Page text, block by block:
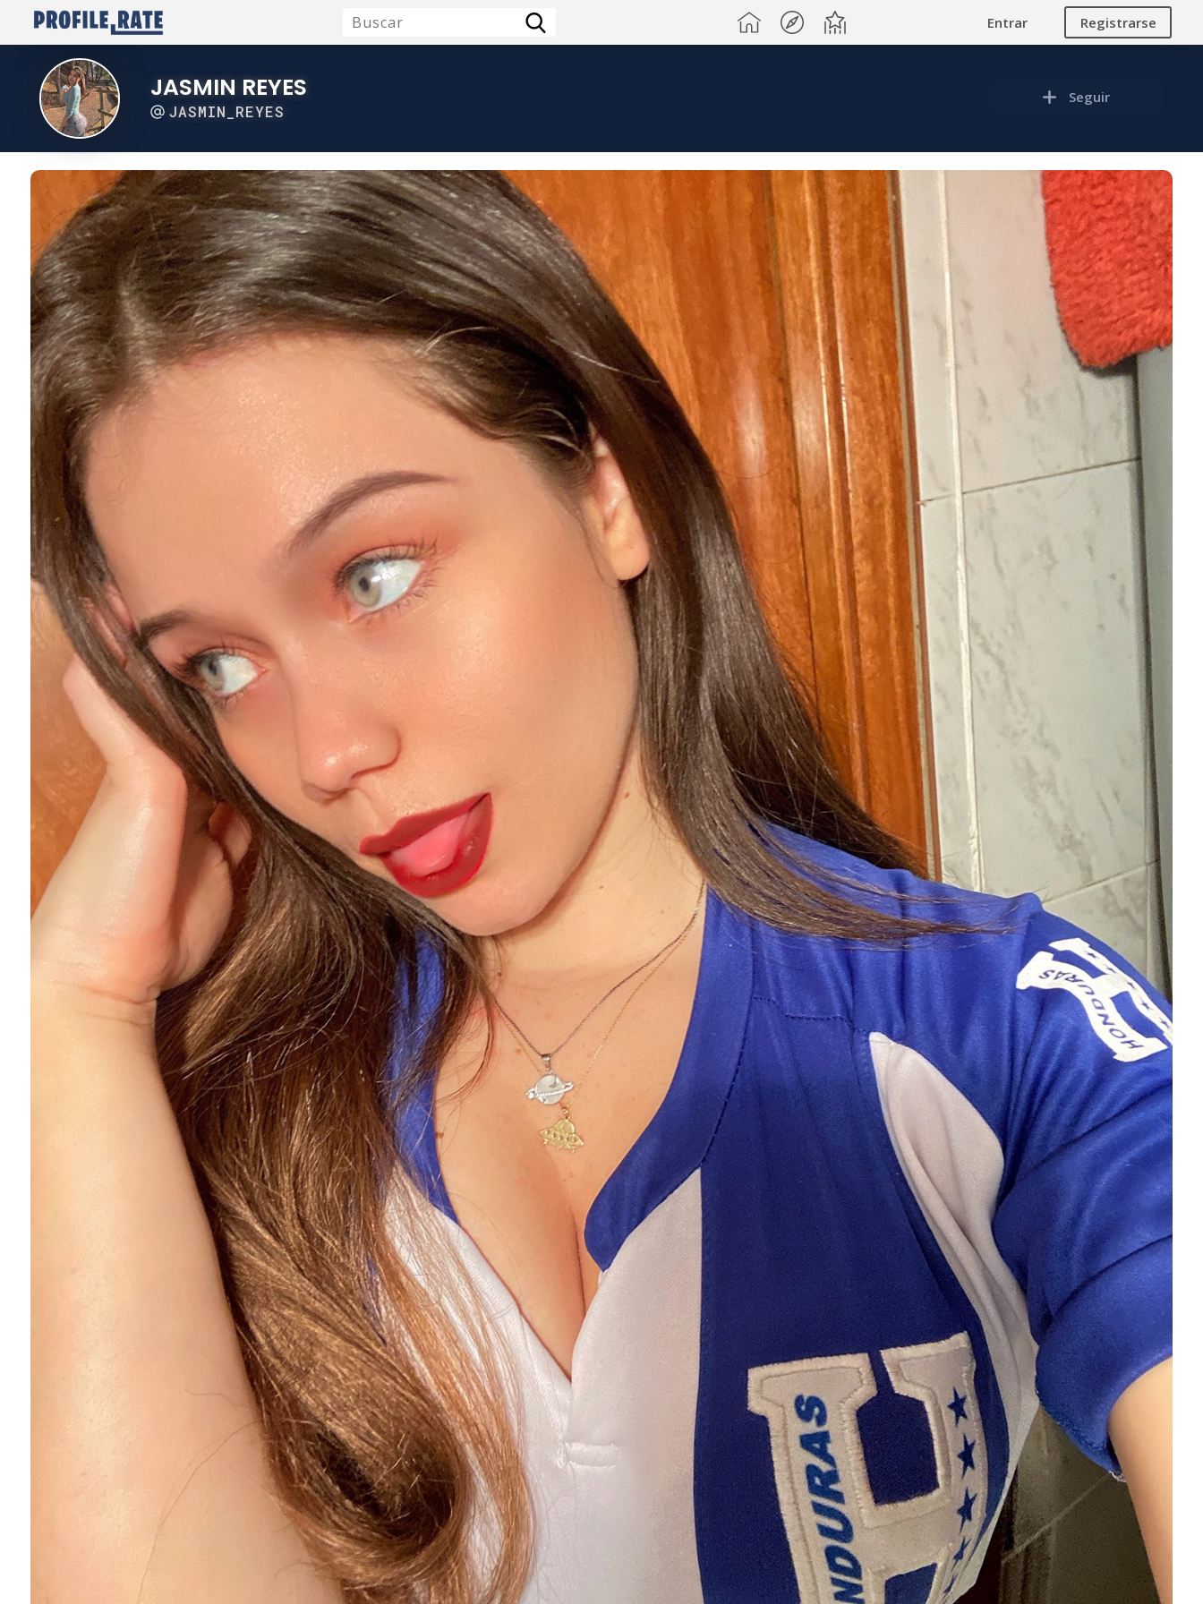
Entrar Registrarse
JASMIN REYES
JASMIN_REYES
Seguir